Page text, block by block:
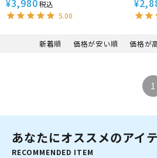
日本製 小学生 中学生 スクール水
着 プール 海あそび 男女兼用
¥3,980税込
5.00
イズ
スー
¥
新着順 価格が安い順 価格が
1
あなたにオススメのアイ
RECOMMENDED ITEM